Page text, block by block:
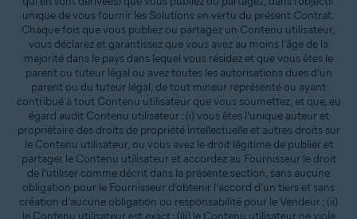
unique de vous fournir les Solutions en vertu du présent Contrat.
Chaque fois que vous publiez ou partagez un Contenu utilisateur,
vous déclarez et garantissez que vous avez au moins l’âge de la
majorité dans le pays dans lequel vous résidez et que vous êtes le
parent ou tuteur légal ou avez toutes les autorisations dues d’un
parent ou du tuteur légal, de tout mineur représenté ou ayant
contribué à tout Contenu utilisateur que vous soumettez, et que, eu
égard audit Contenu utilisateur : (i) vous êtes l’unique auteur et
propriétaire des droits de propriété intellectuelle et autres droits sur
le Contenu utilisateur, ou vous avez le droit légitime de publier et
partager le Contenu utilisateur et accordez au Fournisseur le droit
de l’utiliser comme décrit dans la présente section, sans aucune
obligation pour le Fournisseur d’obtenir l’accord d’un tiers et sans
création d’aucune obligation ou responsabilité pour le Vendeur ; (ii)
le Contenu utilisateur est exact ; (iii) le Contenu utilisateur ne viole